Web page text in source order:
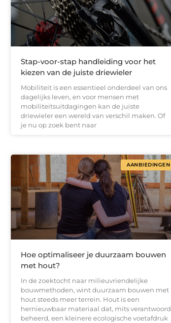
Stap-voor-stap handleiding voor het
kiezen van de juiste driewieler
Mobiliteit is een essentieel onderdeel van ons
dagelijks leven, en voor mensen met
mobiliteitsuitdagingen kan de juiste
driewieler een wereld van verschil maken. Of
je nu op zoek bent naar
AANBIEDINGEN
Hoe optimaliseer je duurzaam bouwen
met hout?
In de zoektocht naar milieuvriendelijke
bouwmethoden, wint duurzaam bouwen met
hout steeds meer terrein. Hout is een
hernieuwbaar materiaal dat, mits verantwoord
beheerd, een kleinere ecologische voetafdruk